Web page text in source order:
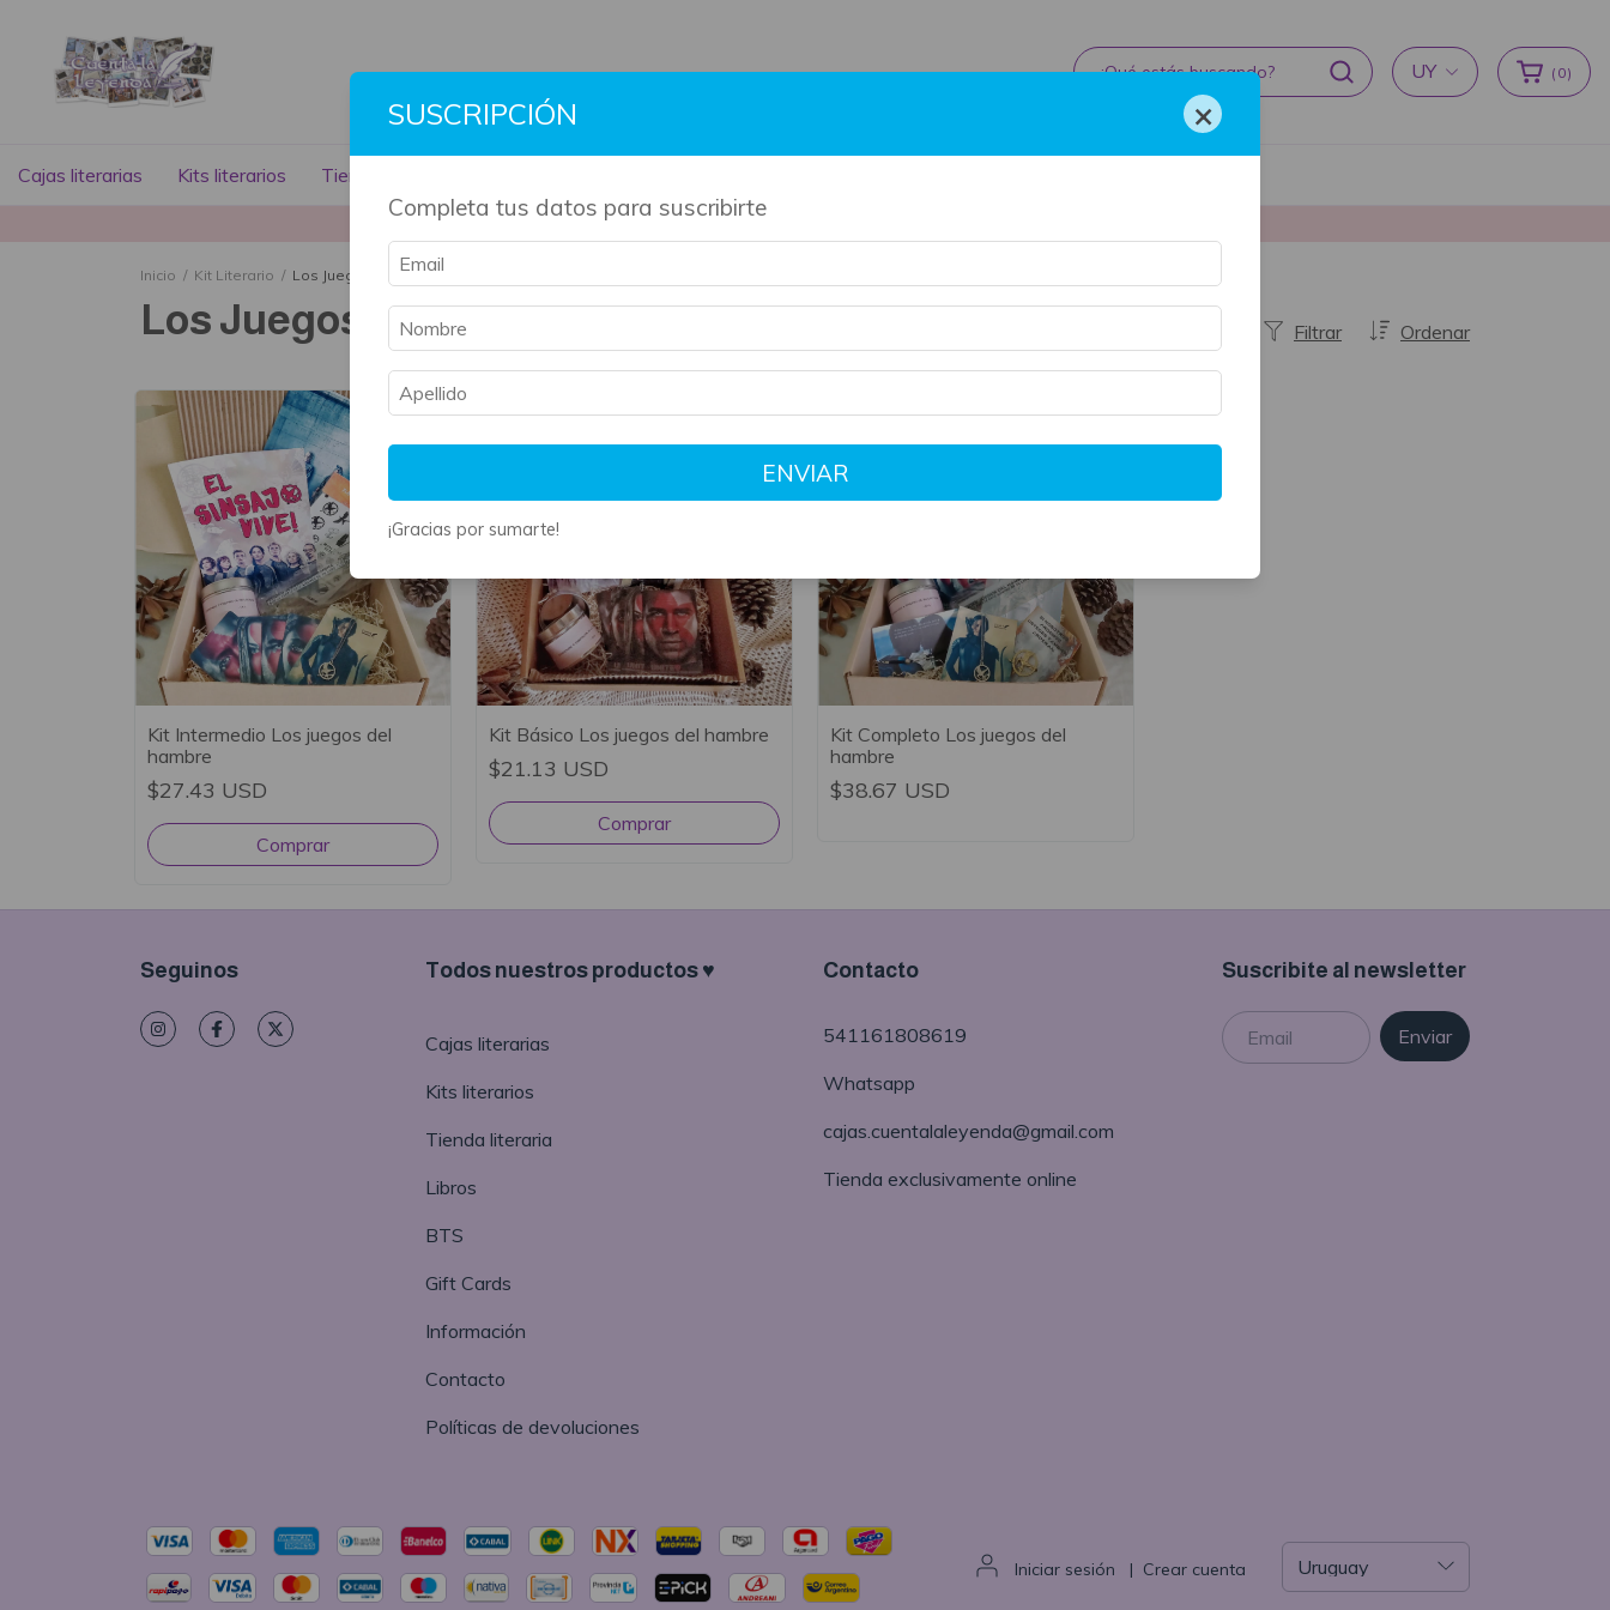
La mayoría de nuestros productos son artesanales y tienen su tiempo de producción ♥
UY ( 0)
Cajas literarias Kits literarios Tienda literaria
Inicio / Kit Literario / Los Juegos del Hambre
Los Juegos del Hambre Ordenar
Filtrar
Kit Intermedio Los juegos del
hambre
$27.43 USD
Kit Básico Los juegos del hambre
$21.13 USD
SIN STOCK
Kit Completo Los juegos del
hambre
$38.67 USD
Seguinos Todos nuestros productos ♥
Cajas literarias
Kits literarios
Tienda literaria
Libros
BTS
Gift Cards
Información
Contacto
Políticas de devoluciones
Contacto
541161808619
Whatsapp
cajas.cuentalaleyenda@gmail.com
Tienda exclusivamente online
Suscribite al newsletter
Iniciar sesión | Crear cuenta
SUSCRIPCIÓN ×
Completa tus datos para suscribirte
ENVIAR
¡Gracias por sumarte!